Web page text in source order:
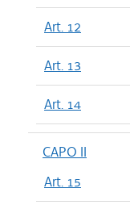
Art. 12
Art. 13
Art. 14
CAPO II
Art. 15